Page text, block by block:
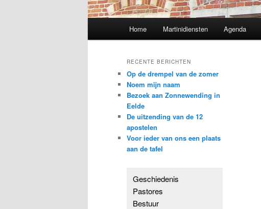
Home Martinidiensten Agenda
RECENTE BERICHTEN
Op de drempel van de zomer
Noem mijn naam
Bezoek aan Zonnewending in
Eelde
De uitzending van de 12
apostelen
Voor ieder van ons een plaats
aan de tafel
Geschiedenis
Pastores
Bestuur